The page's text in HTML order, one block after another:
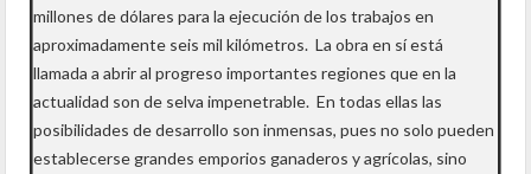
millones de dólares para la ejecución de los trabajos en
aproximadamente seis mil kilómetros. La obra en sí está
llamada a abrir al progreso importantes regiones que en la
actualidad son de selva impenetrable. En todas ellas las
posibilidades de desarrollo son inmensas, pues no solo pueden
establecerse grandes emporios ganaderos y agrícolas, sino